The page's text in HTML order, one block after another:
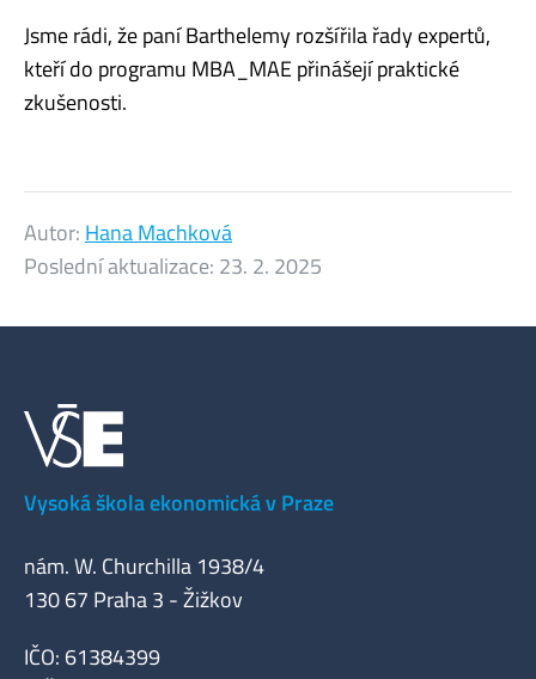
Jsme rádi, že paní Barthelemy rozšířila řady expertů,
kteří do programu MBA_MAE přinášejí praktické
zkušenosti.
Autor: Hana Machková
Poslední aktualizace: 23. 2. 2025
Vysoká škola ekonomická v Praze
nám. W. Churchilla 1938/4
130 67 Praha 3 - Žižkov
IČO: 61384399